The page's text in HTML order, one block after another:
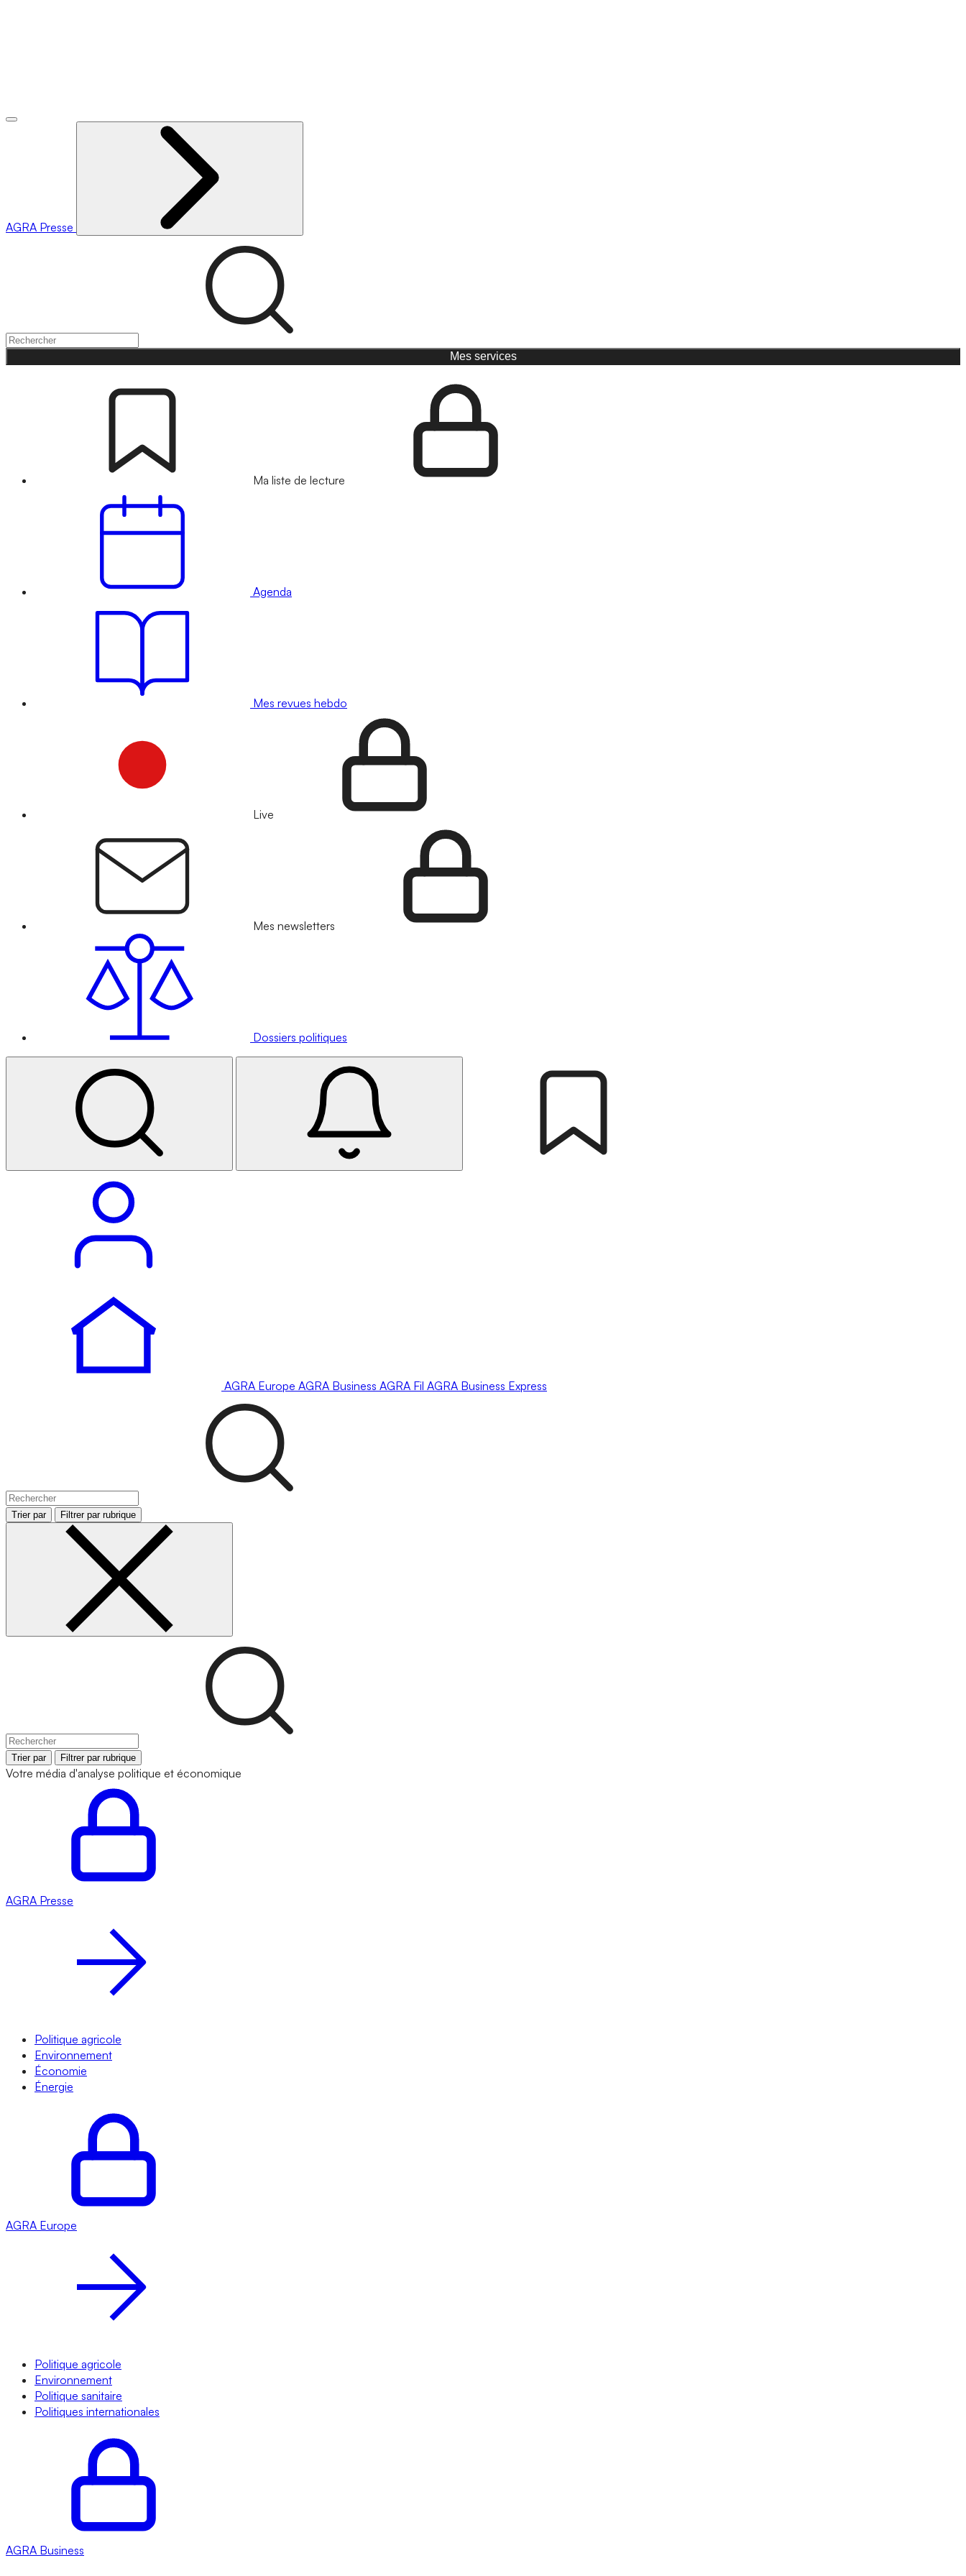
AGRA Presse
Mes services
Ma liste de lecture
Agenda
Mes revues hebdo
Live
Mes newsletters
Dossiers politiques
AGRA Europe AGRA Business AGRA Fil AGRA Business Express
Trier par Filtrer par rubrique
Trier par Filtrer par rubrique
Votre média d'analyse politique et économique
AGRA Presse
Politique agricole
Environnement
Économie
Énergie
AGRA Europe
Politique agricole
Environnement
Politique sanitaire
Politiques internationales
AGRA Business